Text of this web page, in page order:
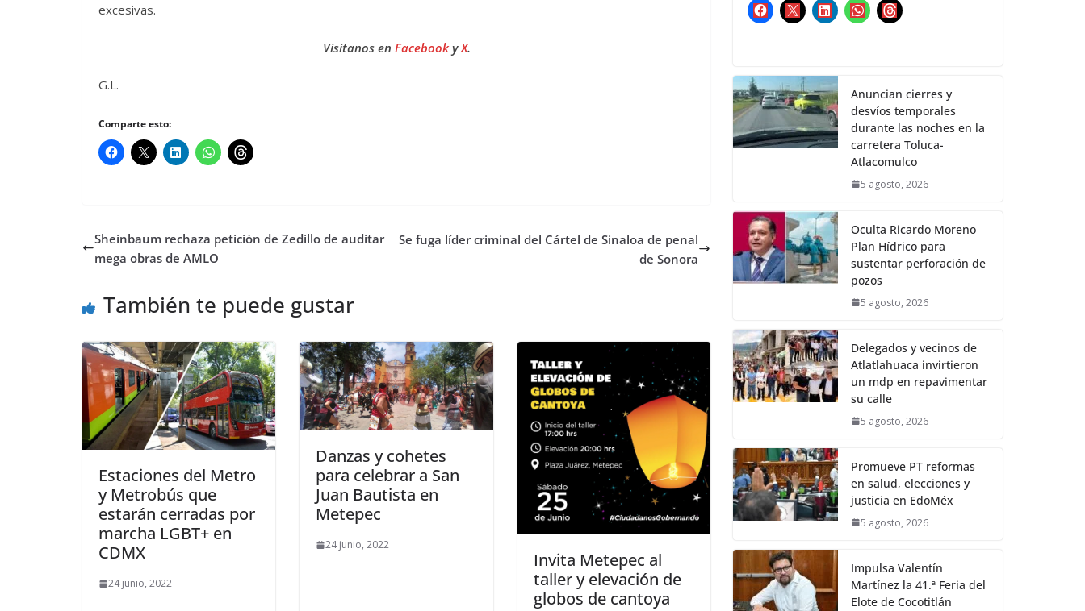
excesivas.
Visítanos en FacebookyX.
G.L.
Comparte esto:
Sheinbaum rechaza petición de Zedillo de auditar
mega obras de AMLO
Se fuga líder criminal del Cártel de Sinaloa de penal
de Sonora
También te puede gustar
Estaciones del Metro
y Metrobús que
estarán cerradas por
marcha LGBT+ en
CDMX
24 junio, 2022
Danzas y cohetes
para celebrar a San
Juan Bautista en
Metepec
24 junio, 2022
Invita Metepec al
taller y elevación de
globos de cantoya
Anuncian cierres y
desvíos temporales
durante las noches en la
carretera Toluca-
Atlacomulco
5 agosto, 2026
Oculta Ricardo Moreno
Plan Hídrico para
sustentar perforación de
pozos
5 agosto, 2026
Delegados y vecinos de
Atlatlahuaca invirtieron
un mdp en repavimentar
su calle
5 agosto, 2026
Promueve PT reformas
en salud, elecciones y
justicia en EdoMéx
5 agosto, 2026
Impulsa Valentín
Martínez la 41.ª Feria del
Elote de Cocotitlán